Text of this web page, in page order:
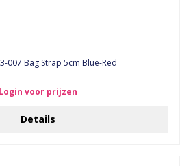
007 Bag Strap 5cm Blue-Red
Login voor prijzen
Details